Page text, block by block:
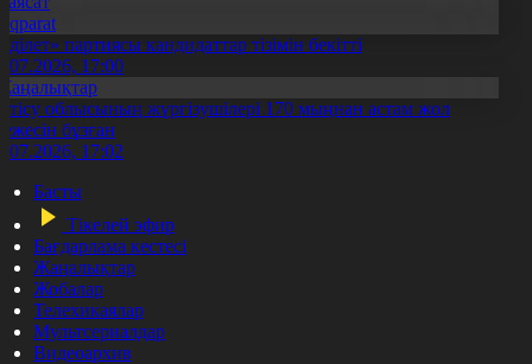
партиясы кандидаттар тізімін бекітті
17:00
облысының жүргізушілері 170 мыңнан астам жол
бұзған
17:02
Басты
Тікелей эфир
Бағдарлама кестесі
Жаңалықтар
Жобалар
Телехикаялар
Мультсериалдар
Видеоархив